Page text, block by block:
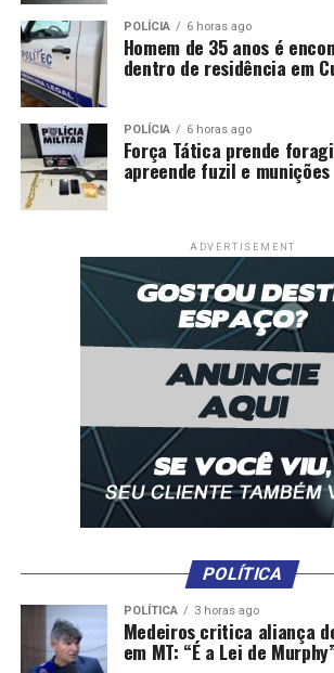
POLÍCIA 6 horas ago
Homem de 35 anos é
dentro de residência em
POLÍCIA 6 horas ago
Força Tática prende
apreende fuzil e munições
ADVERTISEMENT
POLÍTICA
POLÍTICA 3 horas ago
Medeiros critica aliança
em MT: “É a Lei de